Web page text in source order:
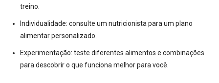
treino.
Individualidade: consulte um nutricionista para um plano
alimentar personalizado.
Experimentação: teste diferentes alimentos e combinações
para descobrir o que funciona melhor para você.